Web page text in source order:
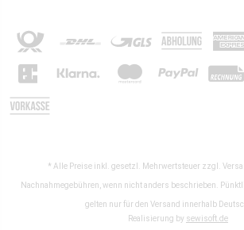
* Alle Preise inkl. gesetzl. Mehrwertsteuer zzgl.
Nachnahmegebühren, wenn nicht anders beschrieben.
gelten nur für den Versand innerhalb
Realisierung by sewisoft.de